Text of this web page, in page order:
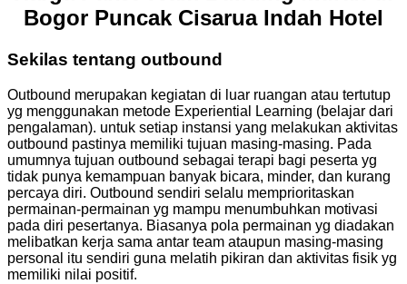
Bogor Puncak Cisarua Indah Hotel
Sekilas tentang outbound
Outbound merupakan kegiatan di luar ruangan atau tertutup
yg menggunakan metode Experiential Learning (belajar dari
pengalaman). untuk setiap instansi yang melakukan aktivitas
outbound pastinya memiliki tujuan masing-masing. Pada
umumnya tujuan outbound sebagai terapi bagi peserta yg
tidak punya kemampuan banyak bicara, minder, dan kurang
percaya diri. Outbound sendiri selalu memprioritaskan
permainan-permainan yg mampu menumbuhkan motivasi
pada diri pesertanya. Biasanya pola permainan yg diadakan
melibatkan kerja sama antar team ataupun masing-masing
personal itu sendiri guna melatih pikiran dan aktivitas fisik yg
memiliki nilai positif.